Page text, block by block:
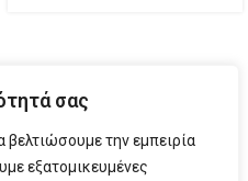
σας
βελτιώσουμε την εμπειρία
εξατομικευμένες